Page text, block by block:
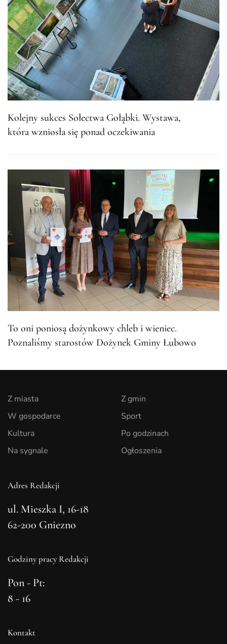
Kolejny sukces Sołectwa Gołąbki. Wystawa,
która wzniosła się ponad oczekiwania
To oni poniosą dożynkowy chleb i wieniec.
Poznaliśmy starostów Dożynek Gminy Łubowo
Z miasta
W gospodarce
Kultura
Na sygnale
Z gmin
Sport
Po godzinach
Ogłoszenia
Adres Redakcji
ul. Mieszka I, 16-18
62-200 Gniezno
Godziny pracy Redakcji
Pon - Pt:
8 - 16
Kontakt